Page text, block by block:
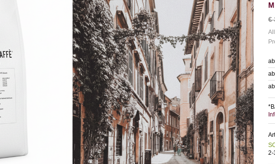
€
2-